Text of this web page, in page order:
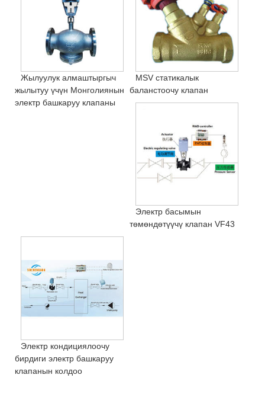
Жылуулук алмаштыргыч
жылытуу үчүн Монголиянын
электр башкаруу клапаны
MSV статикалык
баланстоочу клапан
Электр басымын
төмөндөтүүчү клапан VF43
Электр кондициялоочу
бирдиги электр башкаруу
клапанын колдоо